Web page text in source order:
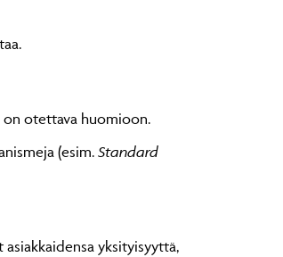
on otettava huomioon.
(esim. Standard
yksityisyyttä,